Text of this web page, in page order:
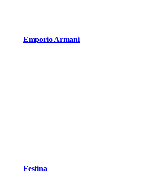
Emporio Armani
Festina